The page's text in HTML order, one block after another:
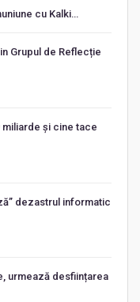
cu Kalki…
Grupul de Reflecție
miliarde și cine tace
dezastrul informatic
urmează desființarea